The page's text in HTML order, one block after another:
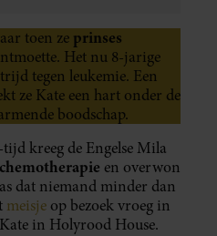
toen ze prinses
Het nu 8-jarige
tegen leukemie. Een
ze Kate een hart onder de
boodschap.
kreeg de Engelse Mila
chemotherapie en overwon
dat niemand minder dan
meisje op bezoek vroeg in
in Holyrood House.